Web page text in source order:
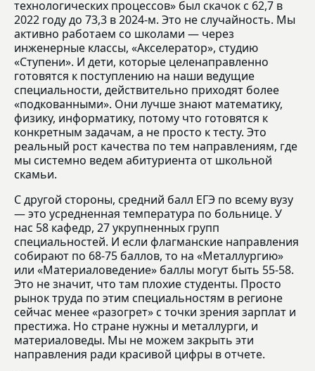
технологических процессов» был скачок с 62,7 в
2022 году до 73,3 в 2024-м. Это не случайность. Мы
активно работаем со школами — через
инженерные классы, «Акселератор», студию
«Ступени». И дети, которые целенаправленно
готовятся к поступлению на наши ведущие
специальности, действительно приходят более
«подкованными». Они лучше знают математику,
физику, информатику, потому что готовятся к
конкретным задачам, а не просто к тесту. Это
реальный рост качества по тем направлениям, где
мы системно ведем абитуриента от школьной
скамьи.
С другой стороны, средний балл ЕГЭ по всему вузу
— это усредненная температура по больнице. У
нас 58 кафедр, 27 укрупненных групп
специальностей. И если флагманские направления
собирают по 68-75 баллов, то на «Металлургию»
или «Материаловедение» баллы могут быть 55-58.
Это не значит, что там плохие студенты. Просто
рынок труда по этим специальностям в регионе
сейчас менее «разогрет» с точки зрения зарплат и
престижа. Но стране нужны и металлурги, и
материаловеды. Мы не можем закрыть эти
направления ради красивой цифры в отчете.